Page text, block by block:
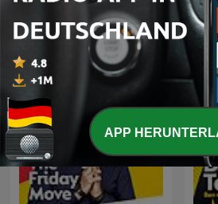
De Nationale Autoshow |
BNR
APP